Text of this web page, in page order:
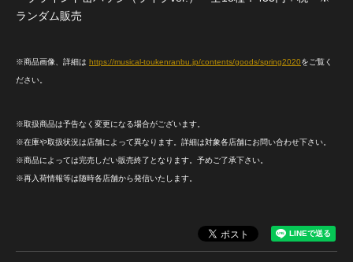
ランダム販売
※商品画像、詳細は https://musical-toukenranbu.jp/contents/goods/spring2020をご覧く
ださい。
※取扱商品は予告なく変更になる場合がございます。
※在庫や取扱状況は店舗によって異なります。詳細は対象各店舗にお問い合わせ下さい。
※商品によっては完売しだい販売終了となります。予めご了承下さい。
※再入荷情報等は随時各店舗から発信いたします。